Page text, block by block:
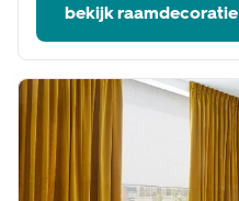
bekijk raamdecoratie